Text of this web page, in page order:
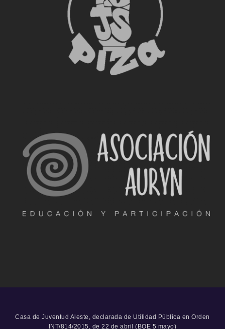
Casa de Juventud Aleste, declarada de Utilidad Pública en Orden
INT/814/2015, de 22 de abril (BOE 5 mayo)